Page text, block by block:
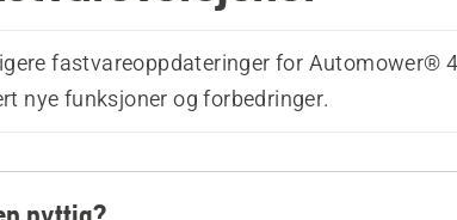
fastvareoppdateringer for Automower®
nye funksjoner og forbedringer.